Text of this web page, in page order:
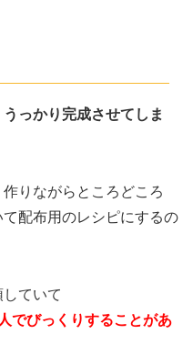
っかり完成させてしま
りながらところどころ
配布用のレシピにするの
ていて
でびっくりすることがあ